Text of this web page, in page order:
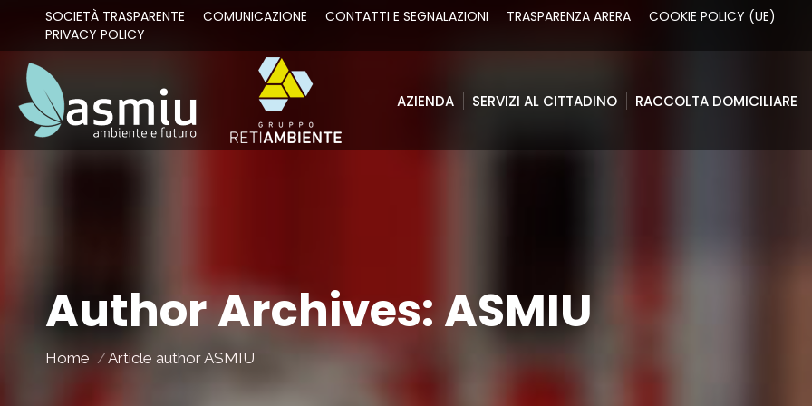
SOCIETÀ TRASPARENTE COMUNICAZIONE CONTATTI E SEGNALAZIONI TRASPARENZA ARERA
COOKIE POLICY (UE)
PRIVACY POLICY
AZIENDA SERVIZI AL CITTADINO RACCOLTA DOMICILIARE
Author Archives: ASMIU
You are here:
Home Article author ASMIU
AZIENDA SERVIZI AL CITTADINO